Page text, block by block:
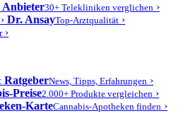
Anbieter30+ Telekliniken verglichen ›
› Dr. AnsayTop-Arztqualität ›
›
RatgeberNews, Tipps, Erfahrungen ›
Preise2.000+ Produkte vergleichen ›
KarteCannabis-Apotheken finden ›